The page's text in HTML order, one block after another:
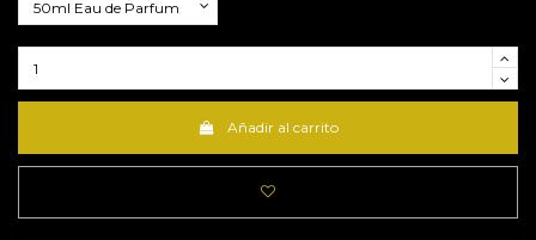
Añadir al carrito